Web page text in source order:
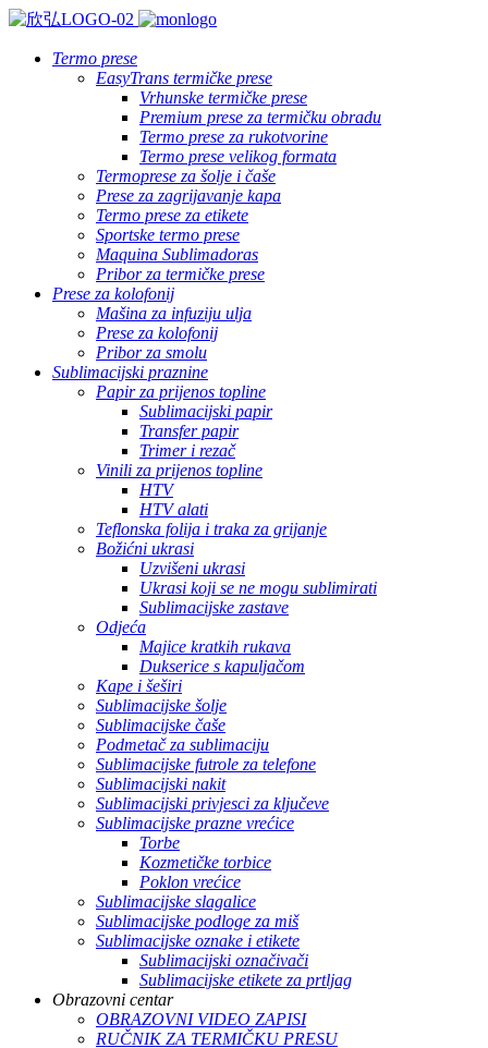
Termo prese
EasyTrans termičke prese
Vrhunske termičke prese
Premium prese za termičku obradu
Termo prese za rukotvorine
Termo prese velikog formata
Termoprese za šolje i čaše
Prese za zagrijavanje kapa
Termo prese za etikete
Sportske termo prese
Maquina Sublimadoras
Pribor za termičke prese
Prese za kolofonij
Mašina za infuziju ulja
Prese za kolofonij
Pribor za smolu
Sublimacijski praznine
Papir za prijenos topline
Sublimacijski papir
Transfer papir
Trimer i rezač
Vinili za prijenos topline
HTV
HTV alati
Teflonska folija i traka za grijanje
Božićni ukrasi
Uzvišeni ukrasi
Ukrasi koji se ne mogu sublimirati
Sublimacijske zastave
Odjeća
Majice kratkih rukava
Dukserice s kapuljačom
Kape i šeširi
Sublimacijske šolje
Sublimacijske čaše
Podmetač za sublimaciju
Sublimacijske futrole za telefone
Sublimacijski nakit
Sublimacijski privjesci za ključeve
Sublimacijske prazne vrećice
Torbe
Kozmetičke torbice
Poklon vrećice
Sublimacijske slagalice
Sublimacijske podloge za miš
Sublimacijske oznake i etikete
Sublimacijski označivači
Sublimacijske etikete za prtljag
Obrazovni centar
OBRAZOVNI VIDEO ZAPISI
RUČNIK ZA TERMIČKU PRESU